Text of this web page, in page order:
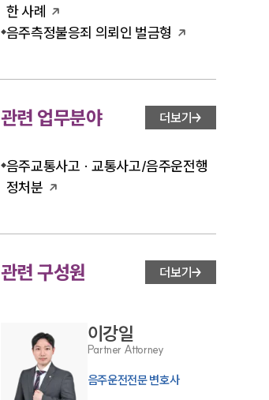
한 사례
음주측정불응죄 의뢰인 벌금형
관련 업무분야 더보기
음주교통사고 · 교통사고/음주운전행
정처분
관련 구성원 더보기
이강일
Partner Attorney
음주운전전문 변호사